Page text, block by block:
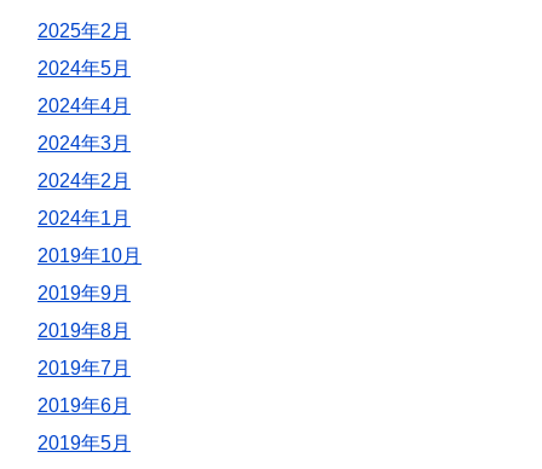
2025年2月
2024年5月
2024年4月
2024年3月
2024年2月
2024年1月
2019年10月
2019年9月
2019年8月
2019年7月
2019年6月
2019年5月